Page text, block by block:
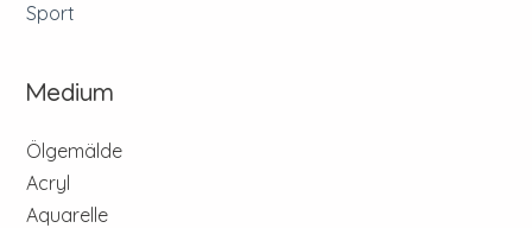
Sport
Medium
Ölgemälde
Acryl
Aquarelle